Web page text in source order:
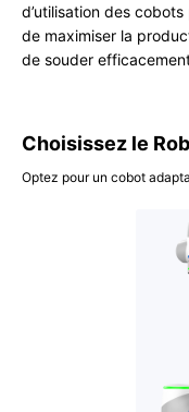
d’utilisation des
de maximiser la
de souder
Choisissez le
Optez pour un cobot